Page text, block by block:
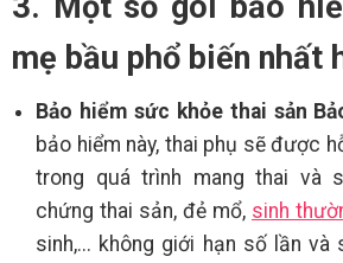
mẹ bầu phổ biến nhất
Bảo hiểm sức khỏe thai sản
bảo hiểm này, thai phụ sẽ được
trong quá trình mang thai và
chứng thai sản, đẻ mổ, sinh
sinh,... không giới hạn số lần